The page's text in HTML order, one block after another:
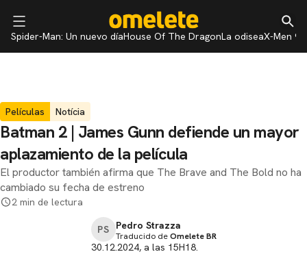
Spider-Man: Un nuevo díaHouse Of The DragonLa odiseaX-Men 97
Películas Notícia
Batman 2 | James Gunn defiende un mayor
aplazamiento de la película
El productor también afirma que The Brave and The Bold no ha
cambiado su fecha de estreno
2 min de lectura
PS Pedro Strazza
Traducido deOmelete BR
30.12.2024, a las 15H18.